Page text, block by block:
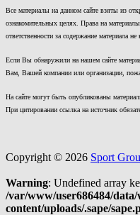
Все материалы на данном сайте взяты из
ознакомительных целях. Права на
ответственности за содержание материала не
Если Вы обнаружили на нашем сайте
Вам, Вашей компании или организации,
На сайте могут быть опубликованы
При цитировании ссылка на источник
Copyright © 2026 Sport
Warning: Undefined array
/var/www/user686484/
content/uploads/.sape/